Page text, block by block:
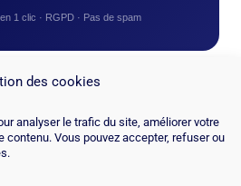
des cookies
analyser le trafic du site, améliorer votre
contenu. Vous pouvez accepter, refuser ou
1 clic · RGPD · Pas de spam